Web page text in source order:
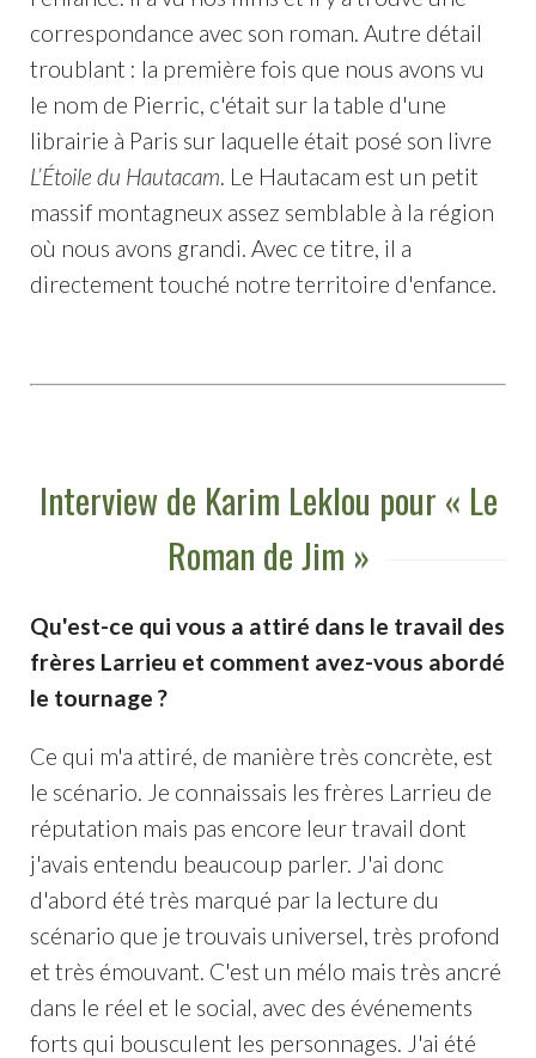
correspondance avec son roman. Autre détail
troublant : la première fois que nous avons vu
le nom de Pierric, c'était sur la table d'une
librairie à Paris sur laquelle était posé son livre
L’Étoile du Hautacam. Le Hautacam est un petit
massif montagneux assez semblable à la région
où nous avons grandi. Avec ce titre, il a
directement touché notre territoire d'enfance.
Interview de Karim Leklou pour « Le
Roman de Jim »
Qu'est-ce qui vous a attiré dans le travail des
frères Larrieu et comment avez-vous abordé
le tournage ?
Ce qui m'a attiré, de manière très concrète, est
le scénario. Je connaissais les frères Larrieu de
réputation mais pas encore leur travail dont
j'avais entendu beaucoup parler. J'ai donc
d'abord été très marqué par la lecture du
scénario que je trouvais universel, très profond
et très émouvant. C'est un mélo mais très ancré
dans le réel et le social, avec des événements
forts qui bousculent les personnages. J'ai été